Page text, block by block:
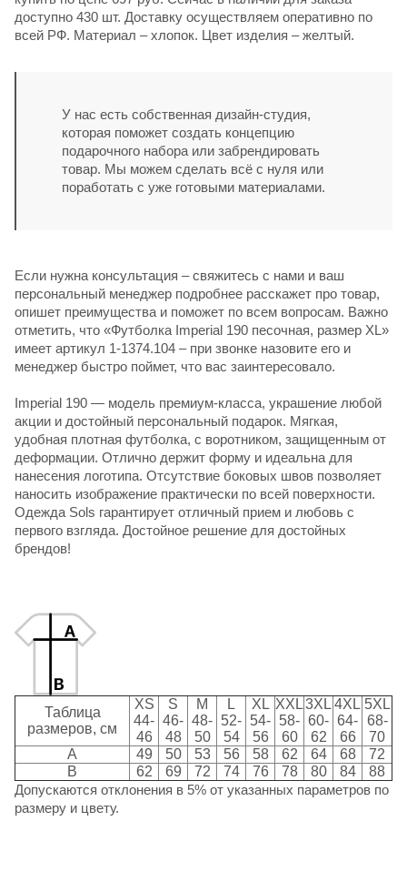
доступно 430 шт. Доставку осуществляем оперативно по
всей РФ. Материал – хлопок. Цвет изделия – желтый.
У нас есть собственная дизайн-студия,
которая поможет создать концепцию
подарочного набора или забрендировать
товар. Мы можем сделать всё с нуля или
поработать с уже готовыми материалами.
Если нужна консультация – свяжитесь с нами и ваш
персональный менеджер подробнее расскажет про товар,
опишет преимущества и поможет по всем вопросам. Важно
отметить, что «Футболка Imperial 190 песочная, размер XL»
имеет артикул 1-1374.104 – при звонке назовите его и
менеджер быстро поймет, что вас заинтересовало.
Imperial 190 — модель премиум-класса, украшение любой
акции и достойный персональный подарок. Мягкая,
удобная плотная футболка, с воротником, защищенным от
деформации. Отлично держит форму и идеальна для
нанесения логотипа. Отсутствие боковых швов позволяет
наносить изображение практически по всей поверхности.
Одежда Sols гарантирует отличный прием и любовь с
первого взгляда. Достойное решение для достойных
брендов!
Таблица
размеров, см
XS
44-
46
S
46-
48
M
48-
50
L
52-
54
XL
54-
56
XXL
58-
60
3XL
60-
62
4XL
64-
66
5XL
68-
70
A
49 50 53 56 58 62 64 68
72
B
62 69 72 74 76 78 80 84
88
Допускаются отклонения в 5% от указанных параметров по
размеру и цвету.